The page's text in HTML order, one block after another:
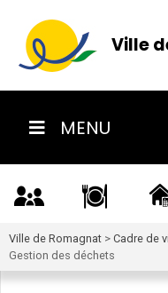
Ville
MENU
Ville de Romagnat > Cadre de
Gestion des déchets